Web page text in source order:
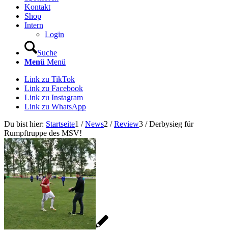
Kontakt
Shop
Intern
Login
Suche
Menü Menü
Link zu TikTok
Link zu Facebook
Link zu Instagram
Link zu WhatsApp
Du bist hier: Startseite1 / News2 / Review3 / Derbysieg für
Rumpftruppe des MSV!